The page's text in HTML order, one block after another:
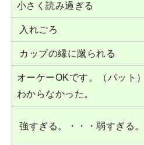
小さく読み過ぎる
入れごろ
カップの縁に蹴られる
オーケーOKです。（パット
わからなかった。
強すぎる。・・・弱すぎる。